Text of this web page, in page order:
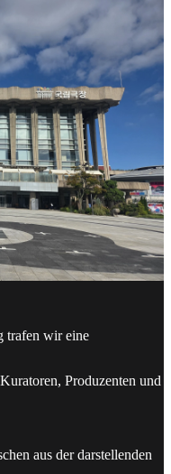
trafen wir eine
Produzenten und
aus der darstellenden